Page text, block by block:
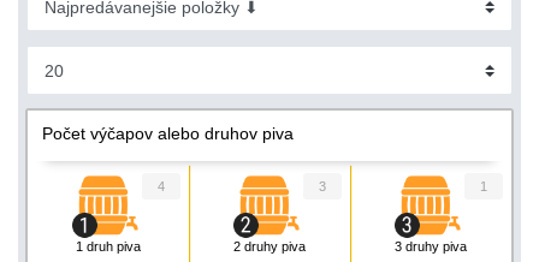
Počet výčapov alebo druhov piva
1 druh piva
4
2 druhy piva
3
3 druhy piva
1